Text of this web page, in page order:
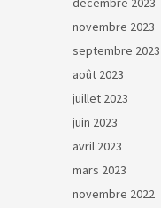
novembre 2023
septembre 2023
août 2023
juillet 2023
juin 2023
avril 2023
mars 2023
novembre 2022